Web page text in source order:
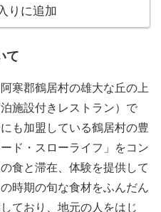
りピザを焼いてみたりな
、たくさんの「楽しい！」
ます。
るさと祭り」に参加！
は、村の「ふるさと祭り」
番まで、地域の方々と一緒
イベントに向けて全力で準
りに追加
て
寒郡鶴居村の雄大な丘の上
施設付きレストラン）で
も加盟している鶴居村の豊
ド・スローライフ」をコン
食と滞在、体験を提供して
時期の旬な食材をふんだん
ており、地元の人をはじ